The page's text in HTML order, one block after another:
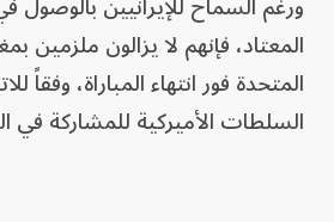
المعتاد، فإنهم لا يزالون ملزمين
المتحدة فور انتهاء المباراة، وفقاً
السلطات الأميركية للمشاركة في